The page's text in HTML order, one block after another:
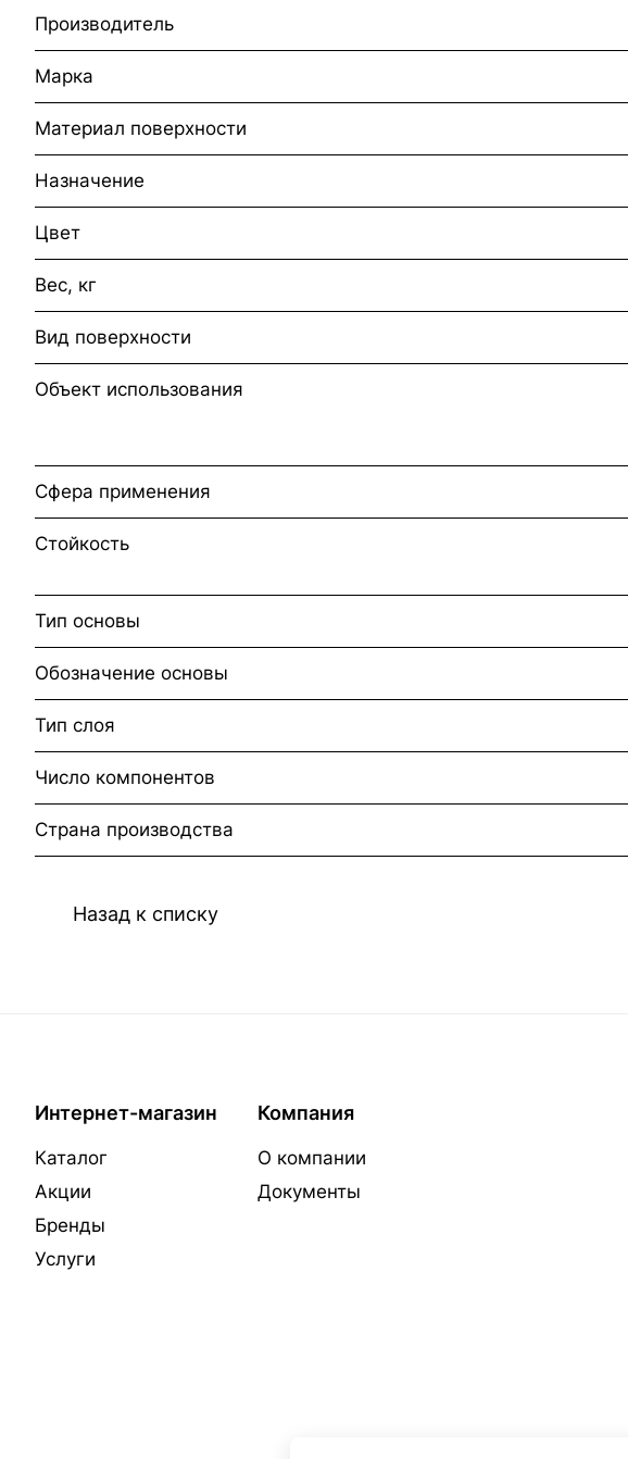
Производитель
Марка
Материал поверхности
Назначение
Цвет
Вес, кг
Вид поверхности
Объект использования
Сфера применения
Стойкость
Тип основы
Обозначение основы
Тип слоя
Число компонентов
Страна производства
Назад к списку
Интернет-магазин
Каталог
Акции
Бренды
Услуги
Компания
О компании
Документы